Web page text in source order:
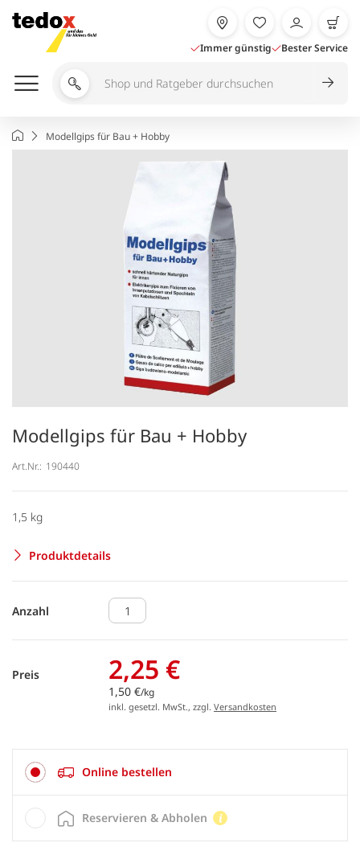
Inhalt
springen
Immer günstig Bester Service
Shop
durchsuchen
StartseiteModellgips für Bau + Hobby
Modellgips für Bau + Hobby
Art.Nr.: 190440
1,5 kg
Produktdetails
Anzahl
Preis 2,25 €
1,50 €/kg
inkl. gesetzl. MwSt., zzgl. Versandkosten
Online bestellen
Reservieren & Abholen